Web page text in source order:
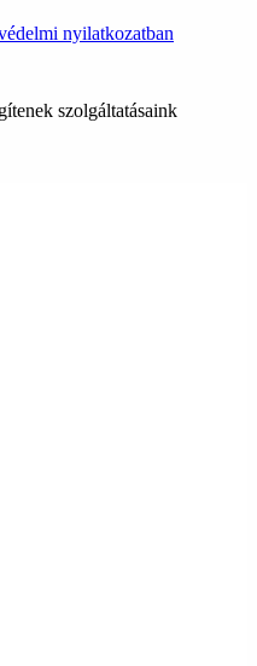
nyilatkozatban
szolgáltatásaink